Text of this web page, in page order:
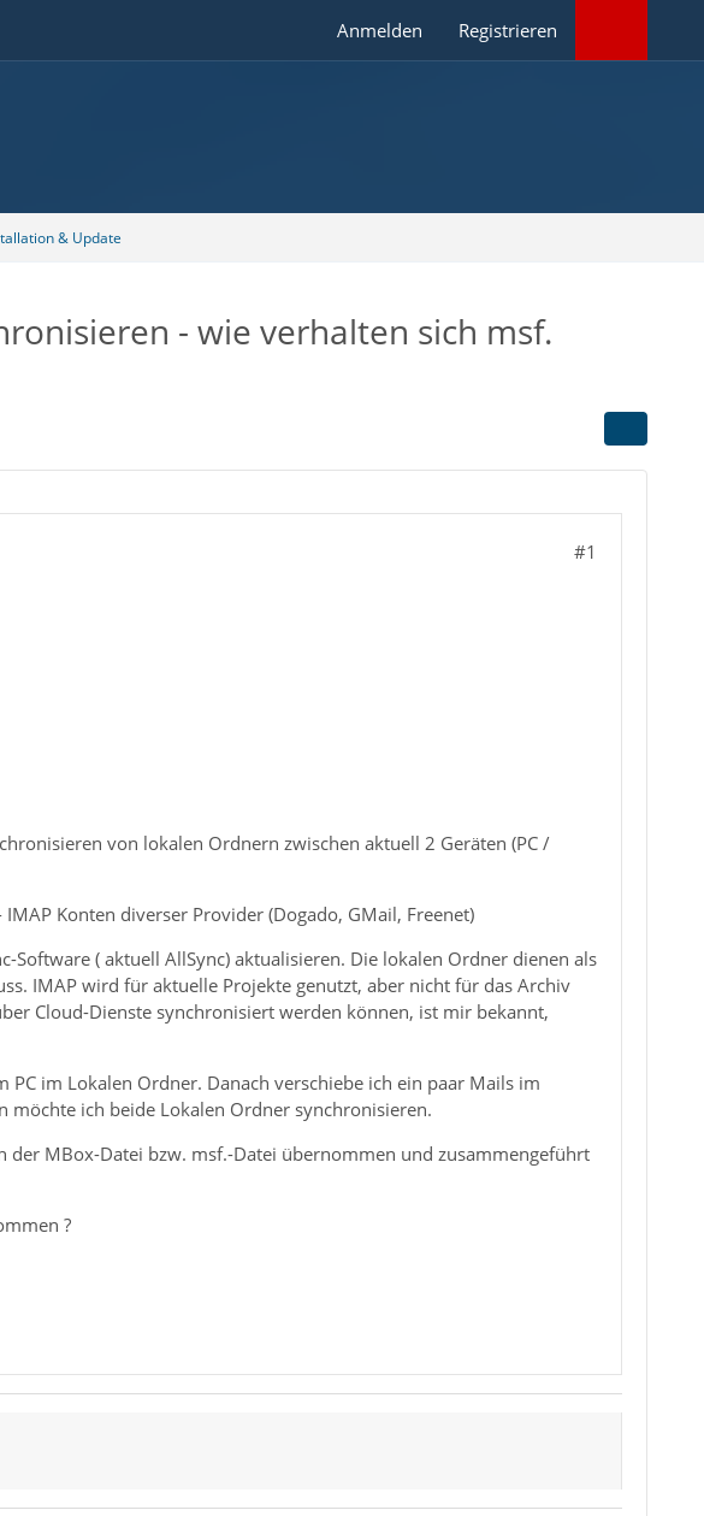
Anmelden Registrieren
& Update
- wie verhalten sich msf.
#1
von lokalen Ordnern zwischen aktuell 2 Geräten (PC /
Konten diverser Provider (Dogado, GMail, Freenet)
( aktuell AllSync) aktualisieren. Die lokalen Ordner dienen als
IMAP wird für aktuelle Projekte genutzt, aber nicht für das Archiv
Cloud-Dienste synchronisiert werden können, ist mir bekannt,
im Lokalen Ordner. Danach verschiebe ich ein paar Mails im
ich beide Lokalen Ordner synchronisieren.
der MBox-Datei bzw. msf.-Datei übernommen und zusammengeführt
?